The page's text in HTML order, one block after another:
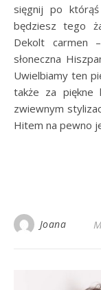
sięgnij po
będziesz tego
Dekolt carmen
słoneczna
Uwielbiamy ten
także za piękne
zwiewnym
Hitem na pewno
Joana